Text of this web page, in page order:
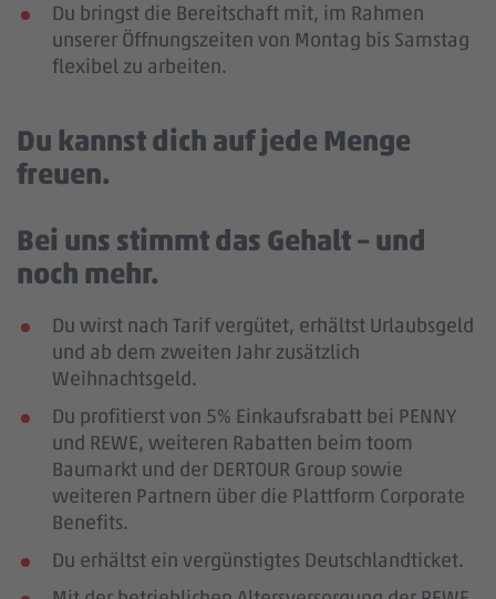
Du bringst die Bereitschaft mit, im Rahmen
unserer Öffnungszeiten von Montag bis Samstag
flexibel zu arbeiten.
Du kannst dich auf jede Menge
freuen.
Bei uns stimmt das Gehalt – und
noch mehr.
Du wirst nach Tarif vergütet, erhältst Urlaubsgeld
und ab dem zweiten Jahr zusätzlich
Weihnachtsgeld.
Du profitierst von 5% Einkaufsrabatt bei PENNY
und REWE, weiteren Rabatten beim toom
Baumarkt und der DERTOUR Group sowie
weiteren Partnern über die Plattform Corporate
Benefits.
Du erhältst ein vergünstigtes Deutschlandticket.